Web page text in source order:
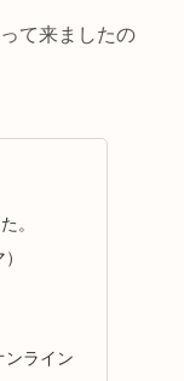
て来ましたの
。
ンライン